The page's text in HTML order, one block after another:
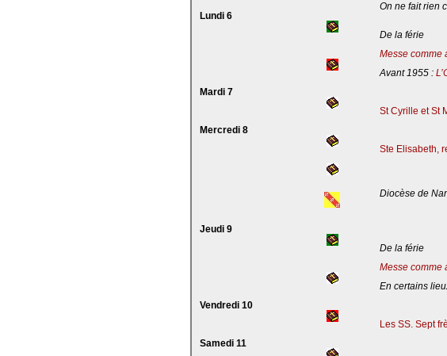
On ne fait rien
Lundi 6
De la férie
Messe comme
Avant 1955 :
Mardi 7
St Cyrille et St
Mercredi 8
Ste Elisabeth,
Diocèse de
Jeudi 9
De la férie
Messe comme
En certains
Vendredi 10
Les SS. Sept
Samedi 11